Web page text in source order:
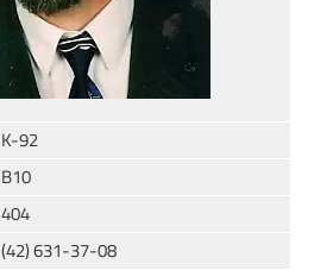
K-92
B10
404
(42) 631-37-08